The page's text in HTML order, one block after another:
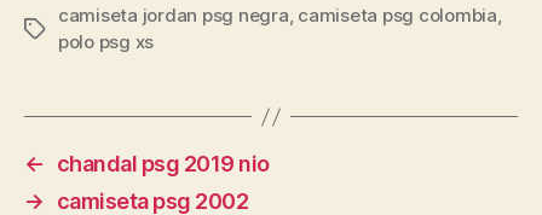
Etiquetas
camiseta jordan psg negra, camiseta psg colombia,
polo psg xs
←
chandal psg 2019 nio
→
camiseta psg 2002